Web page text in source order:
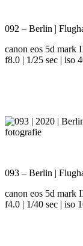
092 – Berlin |
canon eos 5d mark
f8.0 | 1/25 sec | iso
093 – Berlin |
canon eos 5d mark
f4.0 | 1/40 sec | iso